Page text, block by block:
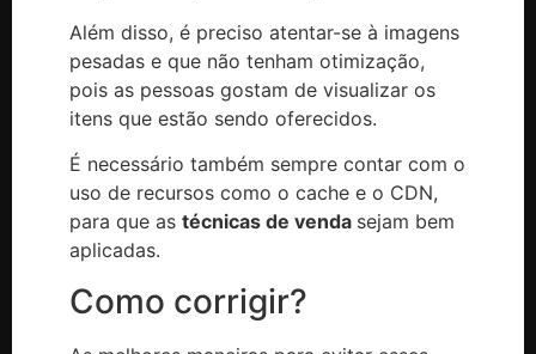
Além disso, é preciso atentar-se à imagens
pesadas e que não tenham otimização,
pois as pessoas gostam de visualizar os
itens que estão sendo oferecidos.
É necessário também sempre contar com o
uso de recursos como o cache e o CDN,
para que as técnicas de venda sejam bem
aplicadas.
Como corrigir?